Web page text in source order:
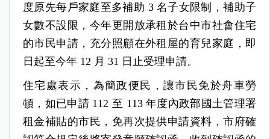
度原先每戶家庭至多補助 3 名子女限制，補助子
女數不設限，今年更開放承租於台中市社會住宅
的市民申請，充分照顧在外租屋的育兒家庭，即
日起至今年 12 月 31 日止受理申請。
住宅處表示，為簡政便民，讓市民免於舟車勞
頓，如已申請 112 至 113 年度內政部國土管理署
租金補貼的市民，免再次提供申請資料，市府確